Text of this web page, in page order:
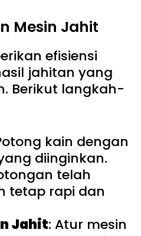
Mesin Jahit
efisiensi
jahitan yang
Berikut langkah-
kain dengan
diinginkan.
telah
tetap rapi dan
Jahit: Atur mesin